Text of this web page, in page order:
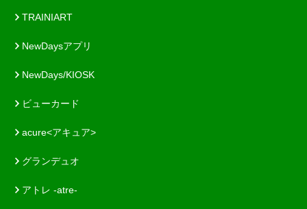
TRAINIART
NewDaysアプリ
NewDays/KIOSK
ビューカード
acure<アキュア>
グランデュオ
アトレ -atre-